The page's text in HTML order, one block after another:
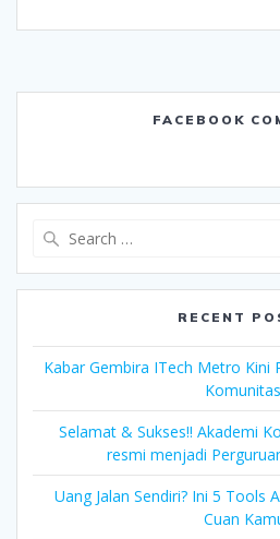
FACEBOOK
RECENT
Kabar Gembira ITech Metro Kini
Selamat & Sukses!! Akademi
resmi menjadi
Uang Jalan Sendiri? Ini 5 Tools
Cuan